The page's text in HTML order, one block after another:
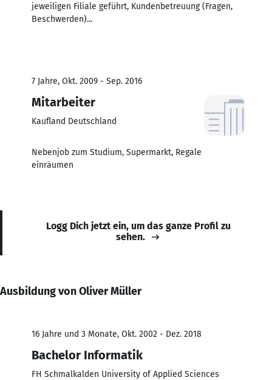
jeweiligen Filiale geführt, Kundenbetreuung (Fragen,
Beschwerden)...
7 Jahre, Okt. 2009 - Sep. 2016
Mitarbeiter
Kaufland Deutschland
Nebenjob zum Studium, Supermarkt, Regale
einräumen
Logg Dich jetzt ein, um das ganze Profil zu
sehen.
Ausbildung von Oliver Müller
16 Jahre und 3 Monate, Okt. 2002 - Dez. 2018
Bachelor Informatik
FH Schmalkalden University of Applied Sciences